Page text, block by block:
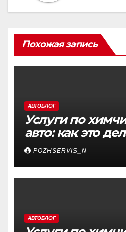
Похожая запись
АВТОБЛОГ
Услуги по
авто: как это
почему это
POZHSERVIS_N
АВТОБЛОГ